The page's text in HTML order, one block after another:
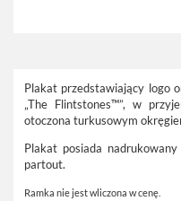
Plakat przedstawiający logo
„The Flintstones™”, w
otoczona turkusowym
Plakat posiada
partout.
Ramka nie jest wliczona w cenę.